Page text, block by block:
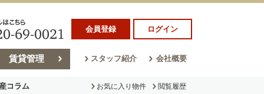
会員登録 ログイン
賃貸管理 スタッフ紹介 会社概要
コラム お気に入り物件 閲覧履歴